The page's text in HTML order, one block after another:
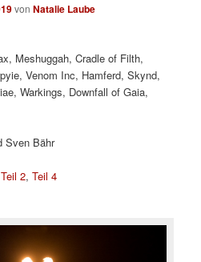
vonNatalie Laube
Meshuggah, Cradle of Filth,
Venom Inc, Hamferd, Skynd,
Warkings, Downfall of Gaia,
Sven Bähr
Teil 2,Teil 4